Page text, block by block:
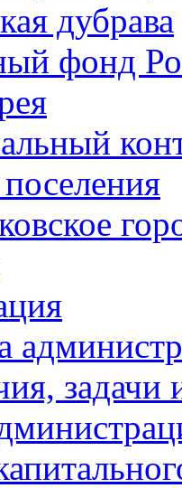
дубрава
фонд
задачи